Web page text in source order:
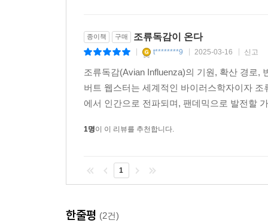
종이책 구매 조류독감이 온다
t********9 2025-03-16 신고
조류독감(Avian Influenza)의 기원, 확산 경로,
버트 웹스터는 세계적인 바이러스학자이자
에서 인간으로 전파되며, 팬데믹으로 발전할
1명이 이 리뷰를 추천합니다.
1
한줄평 (2건)